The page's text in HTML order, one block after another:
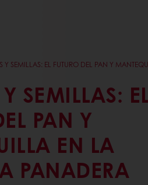
Y SEMILLAS: EL FUTURO DEL PAN Y
SEMILLAS:
PAN Y
EN LA
PANADERA